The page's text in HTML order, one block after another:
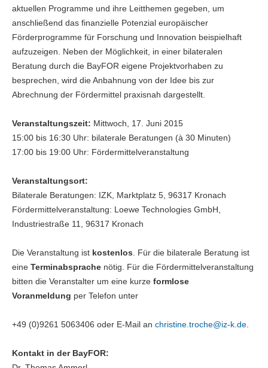
aktuellen Programme und ihre Leitthemen gegeben, um
anschließend das finanzielle Potenzial europäischer
Förderprogramme für Forschung und Innovation beispielhaft
aufzuzeigen. Neben der Möglichkeit, in einer bilateralen
Beratung durch die BayFOR eigene Projektvorhaben zu
besprechen, wird die Anbahnung von der Idee bis zur
Abrechnung der Fördermittel praxisnah dargestellt.
Veranstaltungszeit: Mittwoch, 17. Juni 2015
15:00 bis 16:30 Uhr: bilaterale Beratungen (à 30 Minuten)
17:00 bis 19:00 Uhr: Fördermittelveranstaltung
Veranstaltungsort:
Bilaterale Beratungen: IZK, Marktplatz 5, 96317 Kronach
Fördermittelveranstaltung: Loewe Technologies GmbH,
Industriestraße 11, 96317 Kronach
Die Veranstaltung ist kostenlos . Für die bilaterale Beratung ist
eine Terminabsprache nötig. Für die Fördermittelveranstaltung
bitten die Veranstalter um eine kurze formlose
Voranmeldung per Telefon unter
+49 (0)9261 5063406 oder E-Mail an christine.troche@iz-k.de
Kontakt in der BayFOR: